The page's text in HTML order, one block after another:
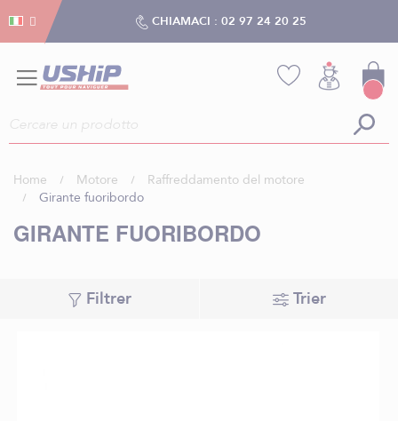
CHIAMACI : 02 97 24 20 25
Home Motore
Raffreddamento del motore
Girante fuoribordo
GIRANTE FUORIBORDO
Filtrer Trier
Gestion dei cookies
Gestion dei cookies